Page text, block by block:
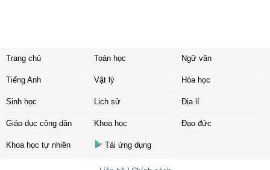
Trang chủ Toán học Ngữ văn
Tiếng Anh Vật lý Hóa học
Sinh học Lịch sử Địa lí
Giáo dục công dân Khoa học Đạo đức
Khoa học tự nhiên Tải ứng dụng